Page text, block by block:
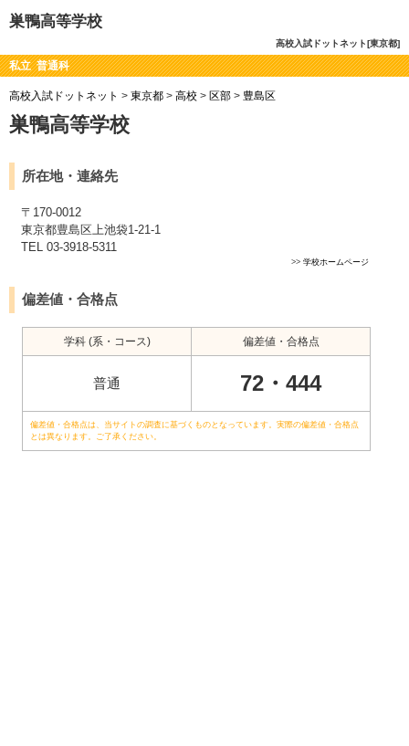
巣鴨高等学校
高校入試ドットネット[東京都]
私立 普通科
高校入試ドットネット > 東京都 > 高校 > 区部 > 豊島区
巣鴨高等学校
所在地・連絡先
〒170-0012
東京都豊島区上池袋1-21-1
TEL 03-3918-5311
>>学校ホームページ
偏差値・合格点
学科 (系・コース) 偏差値・合格点
普通 72・444
偏差値・合格点は、当サイトの調査に基づくものとなっています。実際の偏差値・合格点
とは異なります。ご了承ください。